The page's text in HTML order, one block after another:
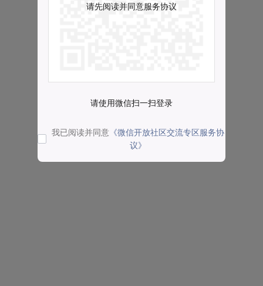
请先阅读并同意服务协议
请使用微信扫一扫登录
我已阅读并同意 《微信开放社区交流专区服务协
议》